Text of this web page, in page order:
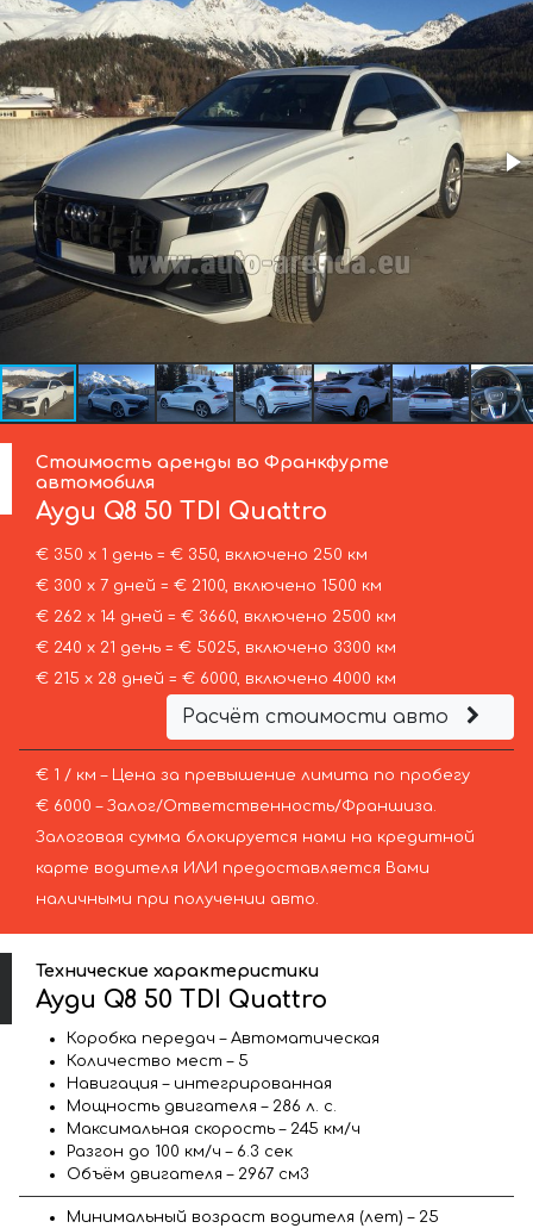
Стоимость аренды во Франкфурте
автомобиля
Ауди Q8 50 TDI Quattro
€ 350 х 1 день = € 350, включено 250 км
€ 300 х 7 дней = € 2100, включено 1500 км
€ 262 х 14 дней = € 3660, включено 2500 км
€ 240 х 21 день = € 5025, включено 3300 км
€ 215 х 28 дней = € 6000, включено 4000 км
Расчёт стоимости авто
€ 1 / км – Цена за превышение лимита по пробегу
€ 6000 – Залог/Ответственность/Франшиза.
Залоговая сумма блокируется нами на кредитной
карте водителя ИЛИ предоставляется Вами
наличными при получении авто.
Технические характеристики
Ауди Q8 50 TDI Quattro
Коробка передач – Автоматическая
Количество мест – 5
Навигация – интегрированная
Мощность двигателя – 286 л. с.
Максимальная скорость – 245 км/ч
Разгон до 100 км/ч – 6.3 сек
Объём двигателя – 2967 см3
Минимальный возраст водителя (лет) – 25